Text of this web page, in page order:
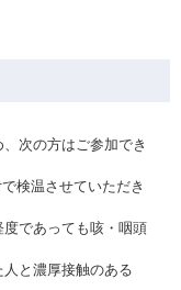
次の方はご参加でき
検温させていただき
であっても咳・咽頭
と濃厚接触のある